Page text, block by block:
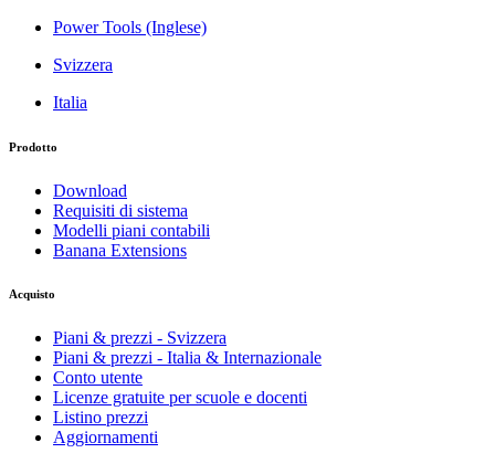
Power Tools (Inglese)
Svizzera
Italia
Prodotto
Download
Requisiti di sistema
Modelli piani contabili
Banana Extensions
Acquisto
Piani & prezzi - Svizzera
Piani & prezzi - Italia & Internazionale
Conto utente
Licenze gratuite per scuole e docenti
Listino prezzi
Aggiornamenti